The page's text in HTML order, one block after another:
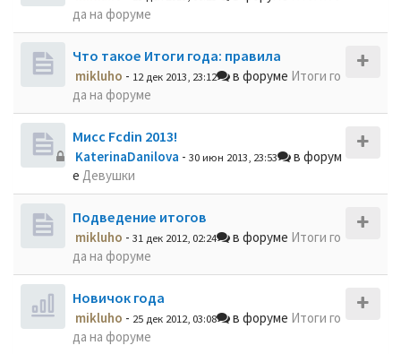
да на форуме
Что такое Итоги года: правила
mikluho - 12 дек 2013, 23:12 в форуме Итоги го
да на форуме
Мисс Fcdin 2013!
KaterinaDanilova - 30 июн 2013, 23:53
в форум
е Девушки
Подведение итогов
mikluho - 31 дек 2012, 02:24 в форуме Итоги го
да на форуме
Новичок года
mikluho - 25 дек 2012, 03:08 в форуме Итоги го
да на форуме